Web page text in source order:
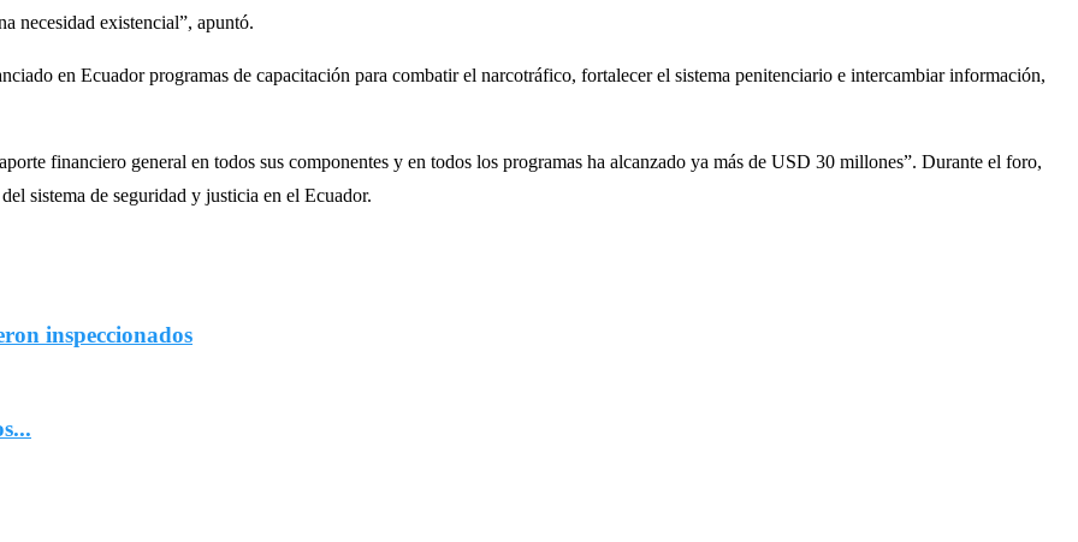
necesidad existencial”, apuntó.
en Ecuador programas de capacitación para combatir el narcotráfico, fortalecer el sistema penitenciario e intercambiar información,
financiero general en todos sus componentes y en todos los programas ha alcanzado ya más de USD 30 millones”. Durante el foro,
sistema de seguridad y justicia en el Ecuador.
inspeccionados